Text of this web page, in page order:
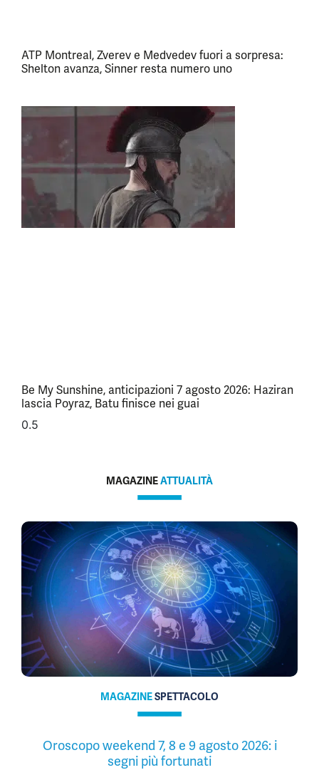
ATP Montreal, Zverev e Medvedev fuori a sorpresa:
Shelton avanza, Sinner resta numero uno
Be My Sunshine, anticipazioni 7 agosto 2026: Haziran
lascia Poyraz, Batu finisce nei guai
MAGAZINEATTUALITÀ
MAGAZINESPETTACOLO
Oroscopo weekend 7, 8 e 9 agosto 2026: i
segni più fortunati